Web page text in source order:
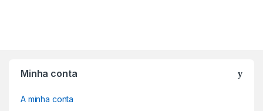
Minha conta
A minha conta